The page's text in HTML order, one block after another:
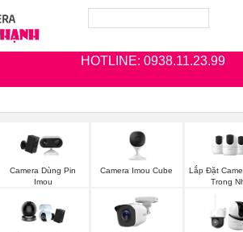
HOTLINE: 0938.11.23.99
Camera Dùng Pin
Imou
Camera Imou Cube
Lắp Đặt
Trong